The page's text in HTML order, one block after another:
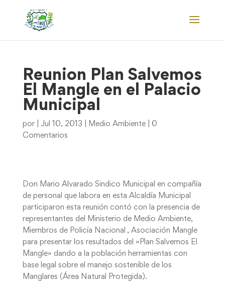
Reunion Plan Salvemos
El Mangle en el Palacio
Municipal
por Jul 10, 2013 Medio Ambiente| 0
Comentarios
Don Mario Alvarado Sindico Municipal en compañía
de personal que labora en esta Alcaldía Municipal
participaron esta reunión contó con la presencia de
representantes del Ministerio de Medio Ambiente,
Miembros de Policía Nacional , Asociación Mangle
para presentar los resultados del «Plan Salvemos El
Mangle» dando a la población herramientas con
base legal sobre el manejo sostenible de los
Manglares (Área Natural Protegida).